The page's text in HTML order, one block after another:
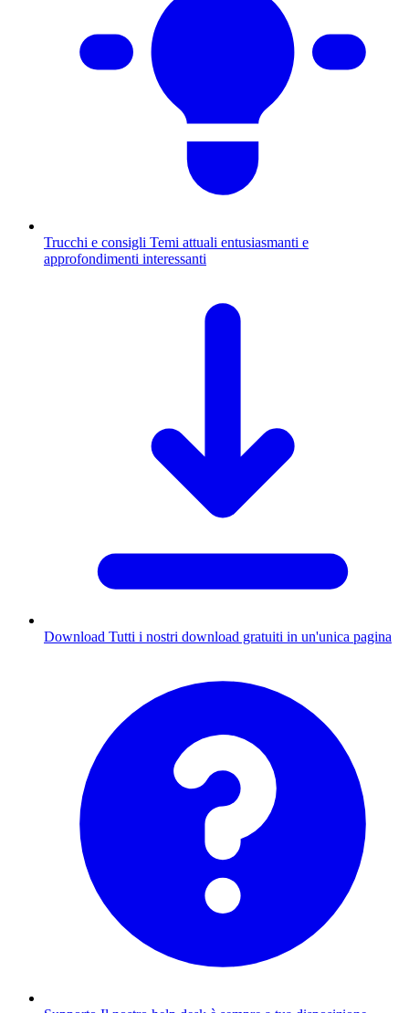
Trucchi e consigli Temi attuali entusiasmanti e
approfondimenti interessanti
Download Tutti i nostri download gratuiti in un'unica pagina